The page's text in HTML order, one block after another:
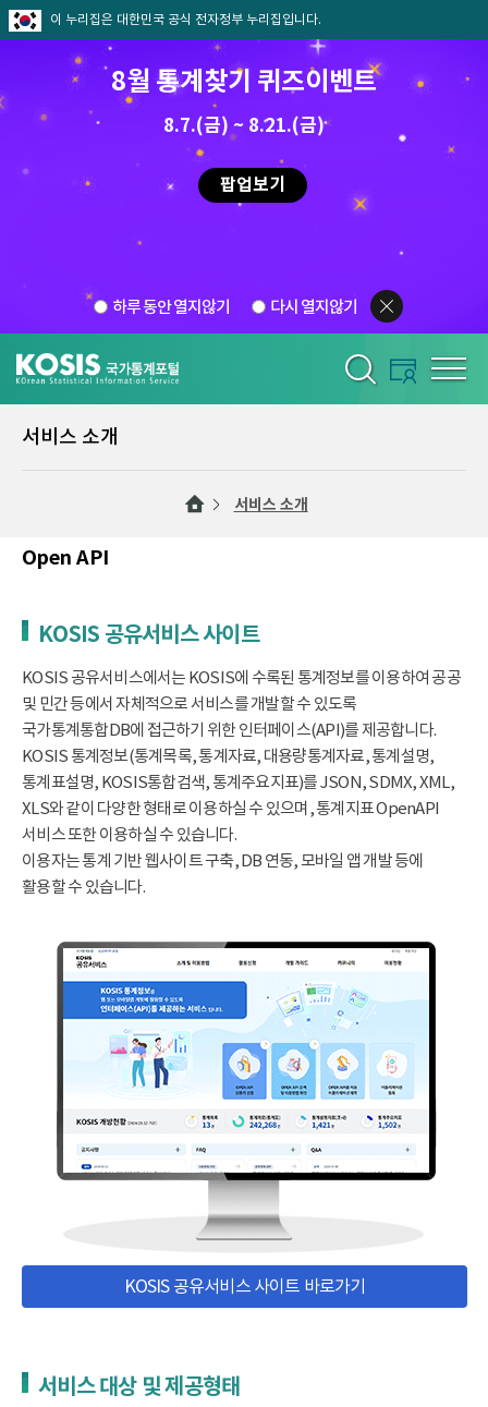
이 누리집은 대한민국 공식 전자정부 누리집입니다.
8월 통계찾기 퀴즈이벤트
8.7.(금) ~ 8.21.(금)
팝업보기
하루 동안 열지않기 다시 열지않기
서비스 소개
서비스 소개
Open API
KOSIS 공유서비스 사이트
KOSIS 공유서비스에서는 KOSIS에 수록된 통계정보를 이용하여 공공
및 민간 등에서 자체적으로 서비스를 개발할 수 있도록
국가통계통합DB에 접근하기 위한 인터페이스(API)를 제공합니다.
KOSIS 통계정보(통계목록, 통계자료, 대용량통계자료, 통계설명,
통계표설명, KOSIS통합검색, 통계주요지표)를 JSON, SDMX, XML,
XLS와 같이 다양한 형태로 이용하실 수 있으며, 통계지표 OpenAPI
서비스 또한 이용하실 수 있습니다.
이용자는 통계 기반 웹사이트 구축, DB 연동, 모바일 앱 개발 등에
활용할 수 있습니다.
KOSIS 공유서비스 사이트 바로가기
서비스 대상 및 제공형태